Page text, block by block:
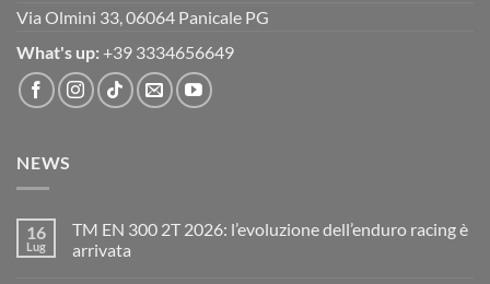
Via Olmini 33, 06064 Panicale PG
What's up: +39 3334656649
NEWS
16
Lug
TM EN 300 2T 2026: l’evoluzione dell’enduro racing è
arrivata